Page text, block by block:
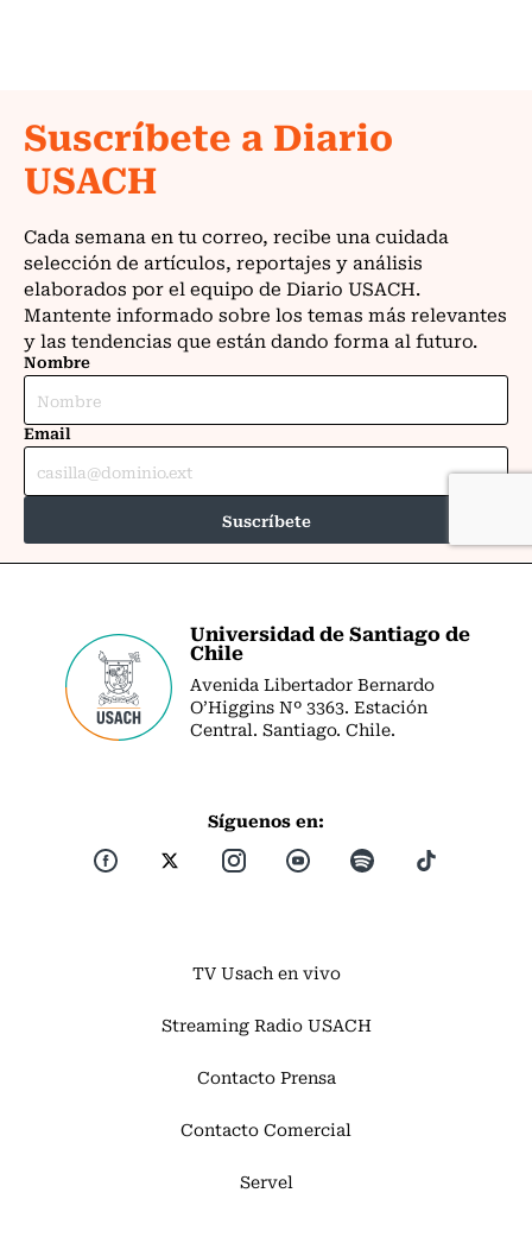
Universidad de Santiago de
Chile
Avenida Libertador Bernardo
O’Higgins Nº 3363. Estación
Central. Santiago. Chile.
Síguenos en:
TV Usach en vivo
Streaming Radio USACH
Contacto Prensa
Contacto Comercial
Servel